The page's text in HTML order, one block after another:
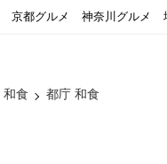
京都グルメ 神奈川グルメ
和食 都庁 和食